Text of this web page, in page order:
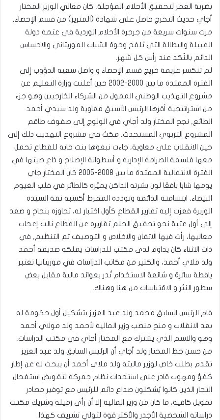
بضربة العمر لتحقيق الأحلام المؤجلة, كان معالي الوزير المختار
أجاي حديث التخرج حاصل على شهادة (المتريز) من قسم الإحصاء,
مرت سنوات سريعة من جرجرة الأحلام الوردية في عتمة دولة
القبيلة والبطالة التي تَلفح وجوهَ الشباب الموريتاني والاحساس
الدائم بالنّكد عند رأس كل شهر.
لم تنكسر عزيمة خريج قسم الإحصاء و واصل سعيه الدؤوب إلى
الفترة الممتدة ما بين 2000-2002 حين أعلنت وزارة التعليم عن
مشروع التهذيب الوطني الممول من الشركاء الخارجيين وهو جزء
من استراتيجية أقرها الرئيس الأسبق معاوية ولد سيدي أحمد
الطائع, نجح المختار ولد أجاي في الولوج إلى صفوف طاقم
المشروع التربوي المستحدث, مكث في مشروع التهذيب ذلك إلى
حين الانقلاب على معاوية, جاءت نبغوها بنت حابه للقطاع تحمل
معها فلسفة الصرامة الإدارية و أسطوانة الإصلاح و ذاع صيتها في
الفترة الانتقالية الممتدة ما بين 2008-2005 كان المختار جاي
يومها شابا يافعًا لون بشرته الداكن يميّزه كالطائر في قلب الغيوم
البيضاء, ابتسامته الدائمة وتودده المفرط أكسبه ثقة السيدة
الوزيرة فعزت إليه تقارير القطاع كأول اختبار له، تجاوزه بنجاح و صعد
إلى أول عتبة نحو تحقيق الحلم تقاريره عن القطاع نالت إعجاب
معاليها، رأت فيها الاتقان والاخلاص و التوصيف ثم التنظيم, في
ذات الاثناء كان يداوم لدى مكتب للدراسات يملكه صديقه أحمد
ولد ملاي أحمد، والكثير من مكاتب الدراسات في موريتانيا تعتبر
يافطة سائرة و شائعة الاستخدام تُدر بعوائد مالية مقابل بعض
سطور النثر و الاقتباسات من هنا وهناك.
قام الرئيس السابق محمد ولد عبد العزيز بتشكيل أول حكومة له
بعد الانقلاب و منح منصب وزير المالية لأحمد ولد مولاي أحمد
وهو والاسم الذي يشترك مع المختار أجاي في مكتب الدراسات,
من حسن حظ المختار ولد أجاي أن الرئيس السابق ولد عبد العزيز
تقدم بطلب خاص لوزير ماليته ولد ملاي أحمد أن يبحث له عن إطار
كفؤ ومهوب قادر على استحداث نظام جمركة لتقويض استفحال
التجار الذين كانوا يُشكلون صداع دائم للرئيس مع توفير مصادر
تمويل كافية، ما كان من وزير المالية إلا أن رأى زميله وشريك مكتب
دراساته الشخصية الأجدر والأكثر قوة لتولي تشريف كهذا.